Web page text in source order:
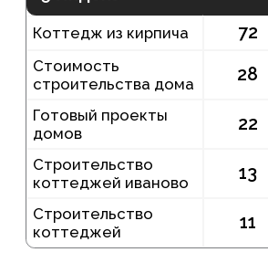
Технический аудит и настройка
аналитики
Проверили корректность целей в
Яндекс Метрике, подключили Google
Search Console, устранили ошибки
индексации, настроили мониторинг
сайта и убедились, что данные по
Параллельно устранили дубли мета-
тегов, проверили битые ссылки и
скорректировали базовые технические
сигналы. Именно поэтому SEO проектов
домов начинается не с контента, а с